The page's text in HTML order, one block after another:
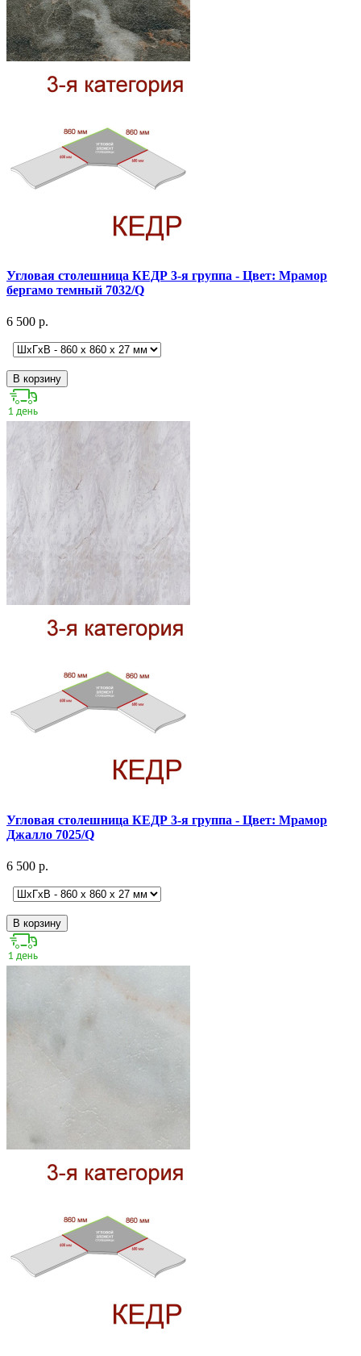
Угловая столешница КЕДР 3-я группа - Цвет: Мрамор
бергамо темный 7032/Q
6 500 р.
В корзину
Угловая столешница КЕДР 3-я группа - Цвет: Мрамор
Джалло 7025/Q
6 500 р.
В корзину